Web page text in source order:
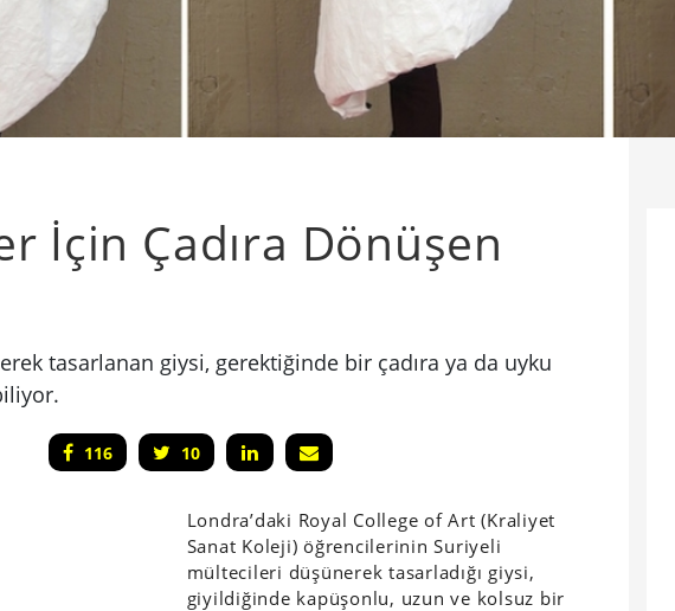
İçin Çadıra Dönüşen
tasarlanan giysi, gerektiğinde bir çadıra ya da uyku
116 10
Londra’daki Royal College of Art (Kraliyet
Sanat Koleji) öğrencilerinin Suriyeli
mültecileri düşünerek tasarladığı giysi,
giyildiğinde kapüşonlu, uzun ve kolsuz bir